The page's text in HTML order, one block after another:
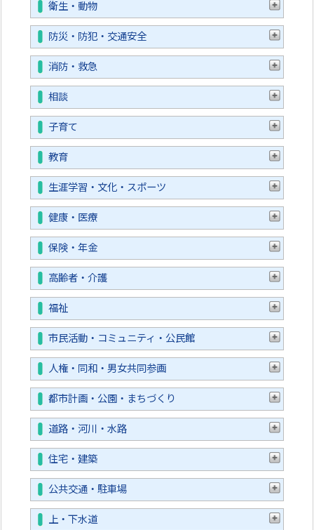
衛生・動物
防災・防犯・交通安全
消防・救急
相談
子育て
教育
生涯学習・文化・スポーツ
健康・医療
保険・年金
高齢者・介護
福祉
市民活動・コミュニティ・公民館
人権・同和・男女共同参画
都市計画・公園・まちづくり
道路・河川・水路
住宅・建築
公共交通・駐車場
上・下水道